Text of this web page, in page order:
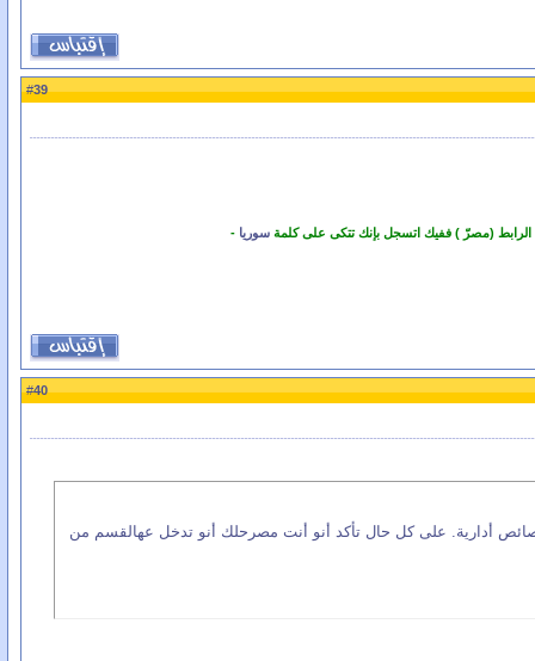
#
39
الرابط (مصرّ ) ففيك اتسجل بإنك تتكى على كلمةسوريا -
#
40
أدارية. على كل حال تأكد أنو أنت مصرحلك أنو تدخل عهالقسم من